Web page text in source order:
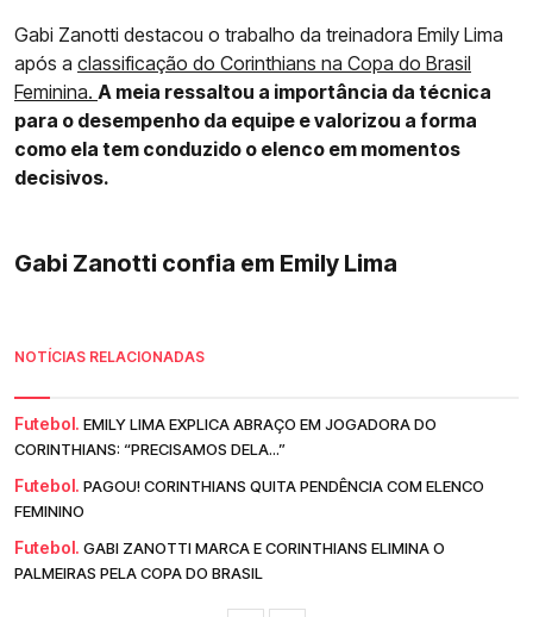
Gabi Zanotti destacou o trabalho da treinadora Emily Lima
após a classificação do Corinthians na Copa do Brasil
Feminina. A meia ressaltou a importância da técnica
para o desempenho da equipe e valorizou a forma
como ela tem conduzido o elenco em momentos
decisivos.
Gabi Zanotti confia em Emily Lima
NOTÍCIAS RELACIONADAS
Futebol. EMILY LIMA EXPLICA ABRAÇO EM JOGADORA DO
CORINTHIANS: “PRECISAMOS DELA...”
Futebol. PAGOU! CORINTHIANS QUITA PENDÊNCIA COM ELENCO
FEMININO
Futebol. GABI ZANOTTI MARCA E CORINTHIANS ELIMINA O
PALMEIRAS PELA COPA DO BRASIL